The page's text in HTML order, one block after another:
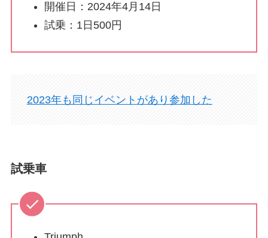
開催日：2024年4月14日
試乗：1日500円
2023年も同じイベントがあり参加した
試乗車